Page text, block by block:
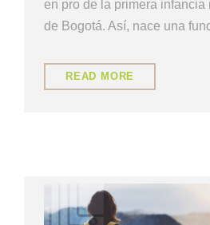
en pro de la primera infancia
de Bogotá. Así, nace una
READ MORE